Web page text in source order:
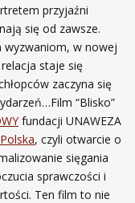
przyjaźni
się od zawsze.
wyzwaniom, w nowej
staje się
zaczyna się
“Blisko”
fundacji UNAWEZA
, czyli otwarcie o
sięgania
sprawczości i
Ten film to nie